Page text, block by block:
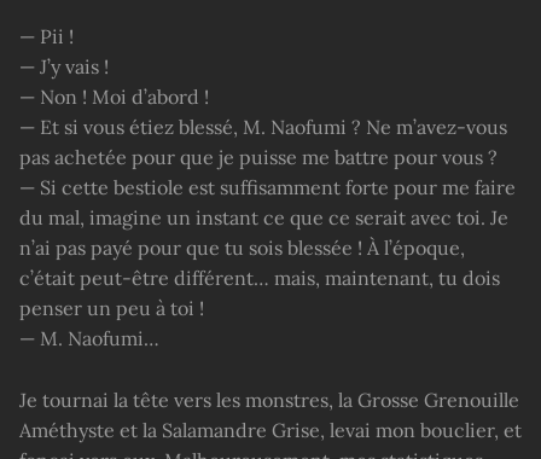
— Pii !
— J’y vais !
— Non ! Moi d’abord !
— Et si vous étiez blessé, M. Naofumi ? Ne m’avez-vous
pas achetée pour que je puisse me battre pour vous ?
— Si cette bestiole est suffisamment forte pour me faire
du mal, imagine un instant ce que ce serait avec toi. Je
n’ai pas payé pour que tu sois blessée ! À l’époque,
c’était peut-être différent… mais, maintenant, tu dois
penser un peu à toi !
— M. Naofumi…
Je tournai la tête vers les monstres, la Grosse Grenouille
Améthyste et la Salamandre Grise, levai mon bouclier, et